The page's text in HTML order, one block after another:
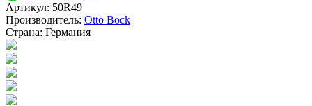
Артикул: 50R49
Производитель: Otto Bock
Страна: Германия